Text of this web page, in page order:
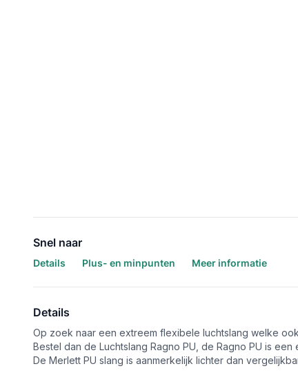
Snel naar
Details Plus- en minpunten Meer informatie
Details
Op zoek naar een extreem flexibele luchtslang welke
Bestel dan de Luchtslang Ragno PU, de Ragno PU is
De Merlett PU slang is aanmerkelijk lichter dan